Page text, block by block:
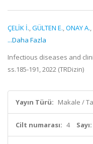
ÇELİK İ.,GÜLTEN E.,ONAY A.,
...Daha Fazla
Infectious diseases and
ss.185-191, 2022 (TRDizin)
Yayın Türü: Makale /
Cilt numarası: 4 Sayı: